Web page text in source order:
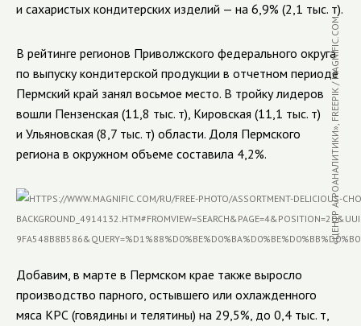
и сахаристых кондитерских изделий — на 6,9% (2,1 тыс. т).
В рейтинге регионов Приволжского федерального округа
по выпуску кондитерской продукции в отчетном периоде
Пермский край занял восьмое место. В тройку лидеров
вошли Пензенская (11,8 тыс. т), Кировская (11,1 тыс. т)
и Ульяновская (8,7 тыс. т) области. Доля Пермского
региона в окружном объеме составила 4,2%.
«ЦЕНТР АГРОАНАЛИТИКИ», FREEPIK / MAGNIFIC.COM
Добавим, в марте в Пермском крае также выросло
производство парного, остывшего или охлажденного
мяса КРС (говядины и телятины) на 29,5%, до 0,4 тыс. т,